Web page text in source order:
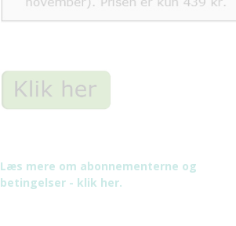
Læs mere om abonnementerne og
betingelser - klik her.